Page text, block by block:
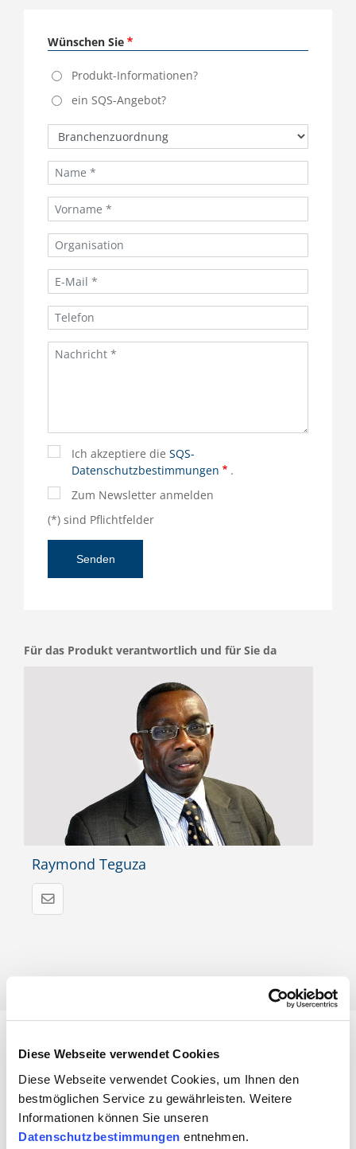
Diese Webseite verwendet Cookies
Diese Webseite verwendet Cookies, um Ihnen den
bestmöglichen Service zu gewährleisten. Weitere
Informationen können Sie unseren
Datenschutzbestimmungen entnehmen.
Wünschen Sie
Produkt-Informationen?
ein SQS-Angebot?
Ich akzeptiere die SQS-
Datenschutzbestimmungen
.
Zum Newsletter anmelden
(*) sind Pflichtfelder
Für das Produkt verantwortlich und für Sie da
Raymond Teguza
Vertrauen Sie auf geprüfte Qualität
Erfahren Sie mehr über unsere Akkreditierungen